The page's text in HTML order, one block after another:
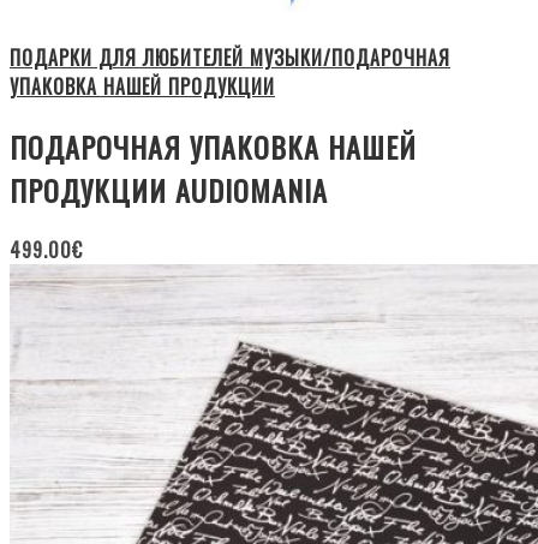
ПОДАРКИ ДЛЯ ЛЮБИТЕЛЕЙ МУЗЫКИ/ПОДАРОЧНАЯ
УПАКОВКА НАШЕЙ ПРОДУКЦИИ
ПОДАРОЧНАЯ УПАКОВКА НАШЕЙ
ПРОДУКЦИИ AUDIOMANIA
499.00€